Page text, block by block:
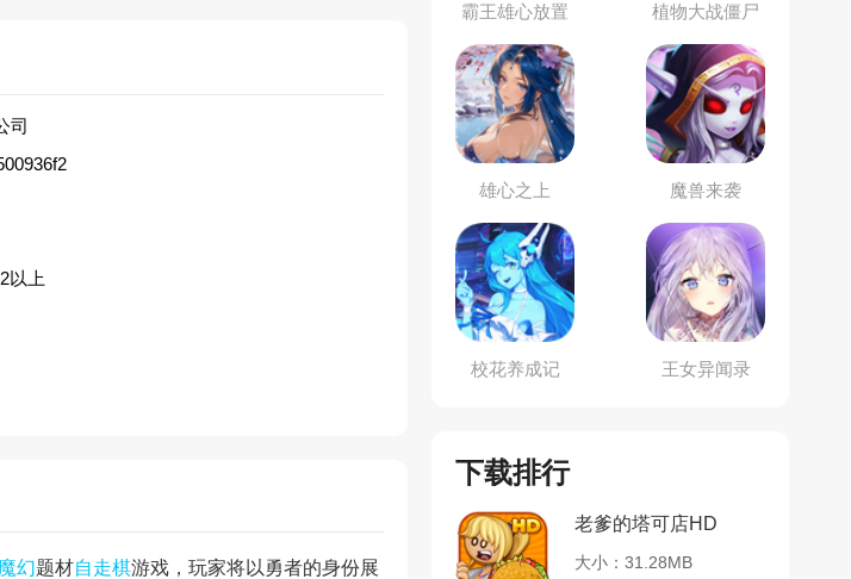
司
以上
魔幻题材自走棋游戏，玩家将以勇者的身份展
霸王雄心放置
版
植物大战僵尸
抽卡版
雄心之上 魔兽来袭
校花养成记 王女异闻录
下载排行
老爹的塔可店HD
大小：31.28MB